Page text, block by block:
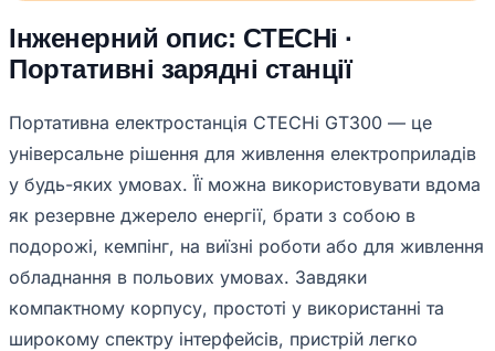
Інженерний опис: CTECHi ·
Портативні зарядні станції
Портативна електростанція CTECHi GT300 — це
універсальне рішення для живлення електроприладів
у будь-яких умовах. Її можна використовувати вдома
як резервне джерело енергії, брати з собою в
подорожі, кемпінг, на виїзні роботи або для живлення
обладнання в польових умовах. Завдяки
компактному корпусу, простоті у використанні та
широкому спектру інтерфейсів, пристрій легко